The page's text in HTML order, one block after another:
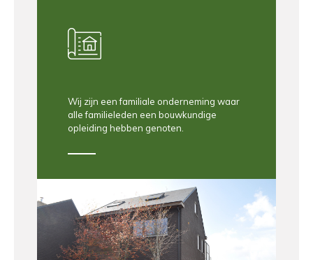
Wij zijn een familiale onderneming waar
alle familieleden een bouwkundige
opleiding hebben genoten.